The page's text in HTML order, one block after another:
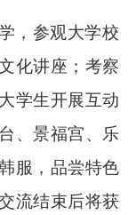
，参观大学校
化讲座；考察
学生开展互动
、景福宫、乐
服，品尝特色
流结束后将获